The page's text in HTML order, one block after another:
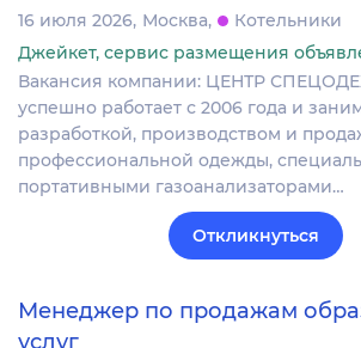
16 июля 2026 Москва
Котельники
Джейкет, сервис размещения
Вакансия компании: ЦЕНТР
успешно работает с 2006 года и
разработкой, производством и
профессиональной одежды,
портативными газоанализаторами…
Откликнуться
Менеджер по продажам
услуг